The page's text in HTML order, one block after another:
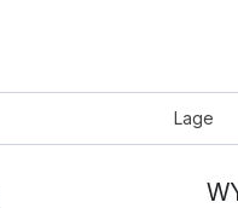
Lage